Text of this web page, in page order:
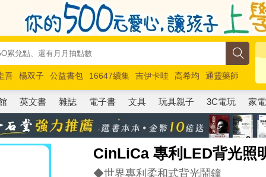
吾 楊双子 公益書包 16647續集 吉伊卡哇 高希均
通靈藥師
路邊攤新作
馬斯克 玩具總動員5 超慢跑
英文書 雜誌 電子書 文具 玩具親子 3C電玩 家電
CinLiCa 專利LED背光照
◆世界專利柔和式背光鬧鐘